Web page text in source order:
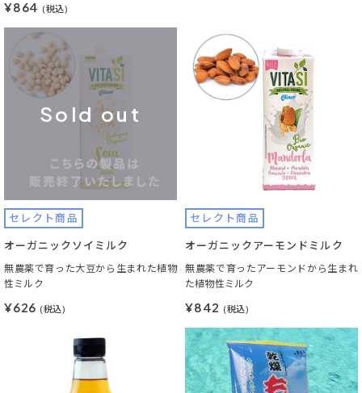
¥864 (税込)
Sold out
セレクト商品
オーガニックソイミルク
無農薬で育った大豆から生まれた植物
性ミルク
¥626 (税込)
セレクト商品
オーガニックアーモンドミルク
無農薬で育ったアーモンドから生まれ
た植物性ミルク
¥842 (税込)